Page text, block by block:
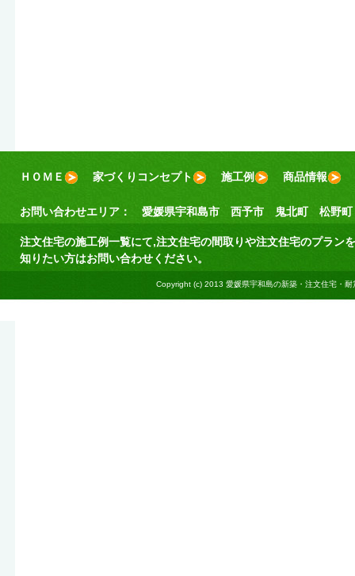
ＨＯＭＥ 家づくりコンセプト 施工例 商品情報
お問い合わせエリア： 愛媛県宇和島市 西予市 鬼北町 松野町
注文住宅の施工例一覧にて,注文住宅の間取りや注文住宅のプラン
知りたい方はお問い合わせください。
Copyright (c) 2013 愛媛県宇和島の新築・注文住宅・